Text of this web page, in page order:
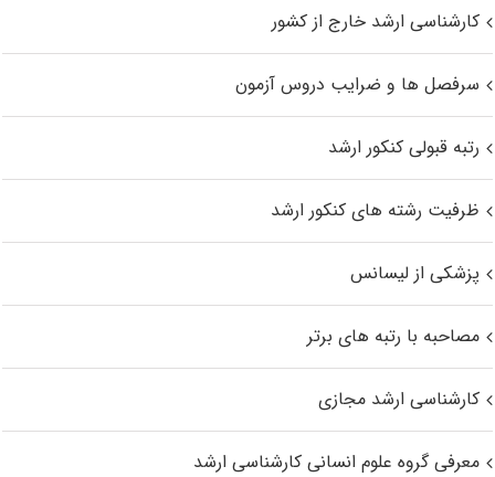
کارشناسی ارشد خارج از کشور
سرفصل ها و ضرایب دروس آزمون
رتبه قبولی کنکور ارشد
ظرفیت رشته های کنکور ارشد
پزشکی از لیسانس
مصاحبه با رتبه های برتر
کارشناسی ارشد مجازی
معرفی گروه علوم انسانی کارشناسی ارشد